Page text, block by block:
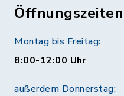
Öffnungszeiten
Montag bis Freitag:
8:00-12:00 Uhr
außerdem Donnerstag: